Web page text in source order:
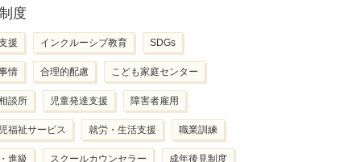
度
援 インクルーシブ教育 SDGs
情 合理的配慮 こども家庭センター
談所 児童発達支援 障害者雇用
福祉サービス 就労・生活支援 職業訓練
進級 スクールカウンセラー 成年後見制度